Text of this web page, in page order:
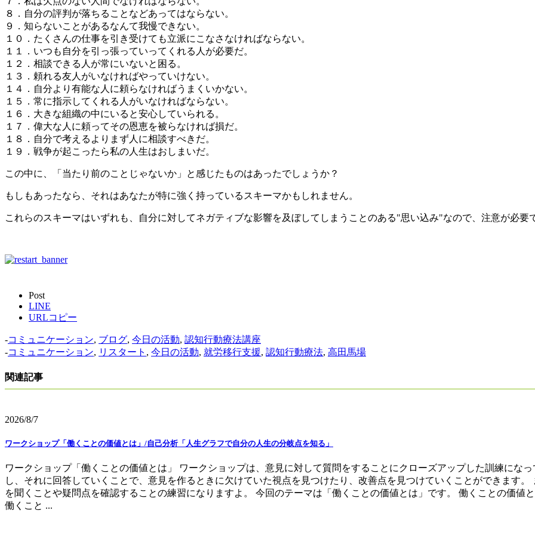
８．自分の評判が落ちることなどあってはならない。
９．知らないことがあるなんて我慢できない。
１０．たくさんの仕事を引き受けても立派にこなさなければならない。
１１．いつも自分を引っ張っていってくれる人が必要だ。
１２．相談できる人が常にいないと困る。
１３．頼れる友人がいなければやっていけない。
１４．自分より有能な人に頼らなければうまくいかない。
１５．常に指示してくれる人がいなければならない。
１６．大きな組織の中にいると安心していられる。
１７．偉大な人に頼ってその恩恵を被らなければ損だ。
１８．自分で考えるよりまず人に相談すべきだ。
１９．戦争が起こったら私の人生はおしまいだ。
この中に、「当たり前のことじゃないか」と感じたものはあったでしょうか？
もしもあったなら、それはあなたが特に強く持っているスキーマかもしれません。
これらのスキーマはいずれも、自分に対してネガティブな影響を及ぼしてしまうことのある"思い込み"なので、注意が必要
Post
LINE
URLコピー
-コミュニケーション, ブログ, 今日の活動, 認知行動療法講座
-コミュニケーション, リスタート , 今日の活動, 就労移行支援, 認知行動療法, 高田馬場
関連記事
2026/8/7
ワークショップ「働くことの価値とは」/自己分析「人生グラフで自分の人生の分岐点を知る」
ワークショップ「働くことの価値とは」 ワークショップは、意見に対して質問をすることにクローズアップした訓練にな
し、それに回答していくことで、意見を作るときに欠けていた視点を見つけたり、改善点を見つけていくことができます
を聞くことや疑問点を確認することの練習になりますよ。 今回のテーマは「働くことの価値とは」です。 働くことの価値
働くこと ...